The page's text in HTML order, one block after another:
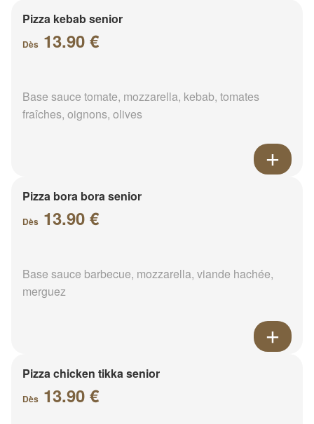
Pizza kebab senior
Dès 13.90 €
Base sauce tomate, mozzarella, kebab, tomates
fraîches, oignons, olives
Pizza bora bora senior
Dès 13.90 €
Base sauce barbecue, mozzarella, viande hachée,
merguez
Pizza chicken tikka senior
Dès 13.90 €